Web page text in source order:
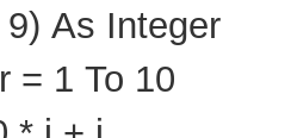
As Integer
= 1 To 10